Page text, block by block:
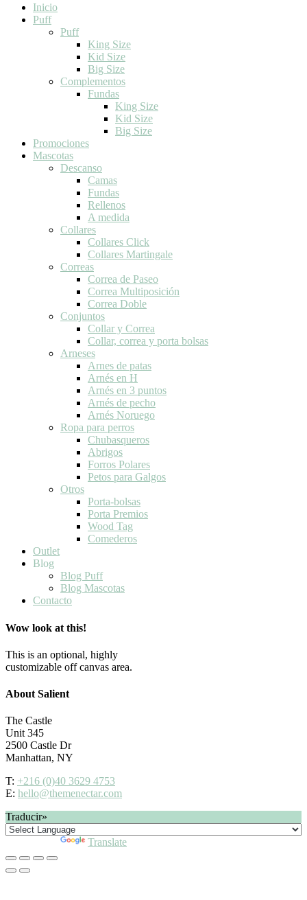
Close
Menu
Inicio
Puff
Puff
King Size
Kid Size
Big Size
Complementos
Fundas
King Size
Kid Size
Big Size
Promociones
Mascotas
Descanso
Camas
Fundas
Rellenos
A medida
Collares
Collares Click
Collares Martingale
Correas
Correa de Paseo
Correa Multiposición
Correa Doble
Conjuntos
Collar y Correa
Collar, correa y porta bolsas
Arneses
Arnes de patas
Arnés en H
Arnés en 3 puntos
Arnés de pecho
Arnés Noruego
Ropa para perros
Chubasqueros
Abrigos
Forros Polares
Petos para Galgos
Otros
Porta-bolsas
Porta Premios
Wood Tag
Comederos
Outlet
Blog
Blog Puff
Blog Mascotas
Contacto
Wow look at this!
This is an optional, highly
customizable off canvas area.
About Salient
The Castle
Unit 345
2500 Castle Dr
Manhattan, NY
T: +216 (0)40 3629 4753
E: hello@themenectar.com
Traducir»
Translate